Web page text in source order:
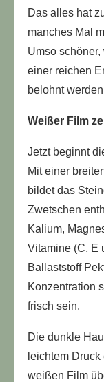
Das alles hat
manches Mal
Umso
einer reichen
belohnt
Weißer Film
Jetzt beginnt
Mit einer
bildet das
Zwetschen
Kalium,
Vitamine (C, E
Ballaststoff
Konzentration
frisch sein.
Die dunkle
leichtem
weißen Film